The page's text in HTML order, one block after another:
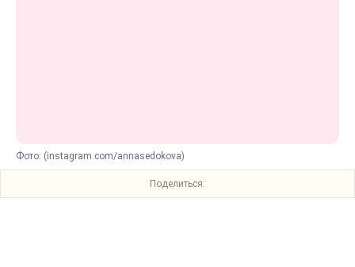
Фото: (instagram.com/annasedokova)
Поделиться: